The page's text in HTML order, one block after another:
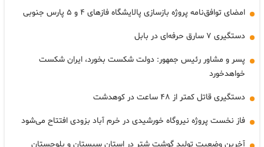
امضای توافق‌نامه پروژه بازسازی پالایشگاه فازهای ۴ و ۵ پارس جنوبی
دستگیری ۷ سارق حرفه‌ای در بابل
پسر و مشاور رئیس جمهور: دولت شکست بخورد، ایران شکست
خواهدخورد
دستگیری قاتل کمتر از ۴۸ ساعت در کوهدشت
فاز نخست پروژه نیروگاه خورشیدی در خرم آباد بزودی افتتاح می‌شود
آخرین وضعیت تولید گوشت شتر در استان سیستان و بلوچستان